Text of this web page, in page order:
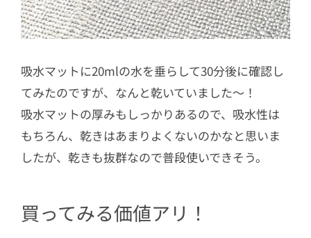
吸水マットに20mlの水を垂らして30分後に確認し
てみたのですが、なんと乾いていました～！
吸水マットの厚みもしっかりあるので、吸水性は
もちろん、乾きはあまりよくないのかなと思いま
したが、乾きも抜群なので普段使いできそう。
買ってみる価値アリ！